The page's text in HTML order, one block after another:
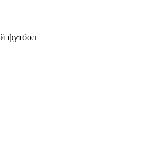
футбол